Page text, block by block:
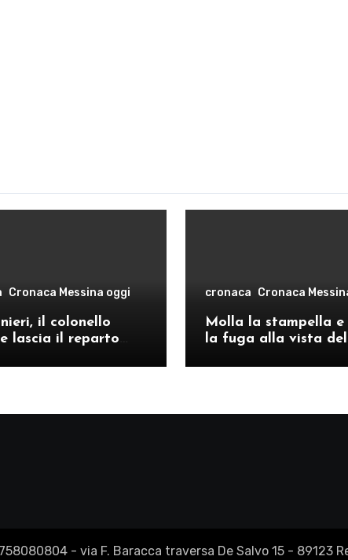
Cronaca Messina oggi
il colonello
lascia il reparto
provinciale di
cronaca Cronaca
Molla la stampella e
la fuga alla vista
Re
- via F. Baracca traversa De Salvo 15 - 89123